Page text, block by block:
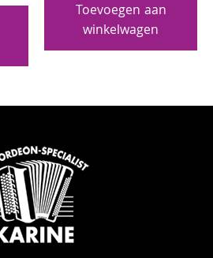
Toevoegen aan
winkelwagen